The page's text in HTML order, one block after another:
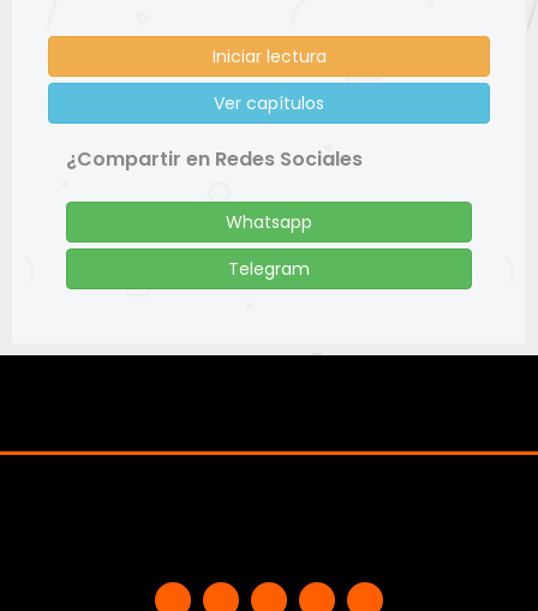
Iniciar lectura
Ver capítulos
¿Compartir en Redes Sociales
Whatsapp
Telegram